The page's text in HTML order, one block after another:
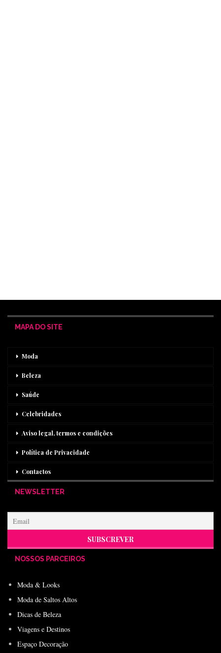
MAPA DO SITE
Moda
Beleza
Saúde
Celebridades
Aviso legal, termos e condições
Política de Privacidade
Contactos
NEWSLETTER
NOSSOS PARCEIROS
Moda & Looks
Moda de Saltos Altos
Dicas de Beleza
Viagens e Destinos
Espaço Decoração